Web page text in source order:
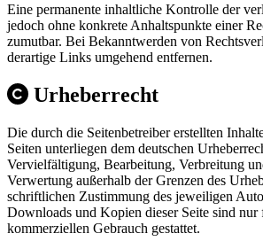
Eine permanente inhaltliche Kontrolle der
jedoch ohne konkrete Anhaltspunkte einer
zumutbar. Bei Bekanntwerden von
derartige Links umgehend entfernen.
Urheberrecht
Die durch die Seitenbetreiber erstellten
Seiten unterliegen dem deutschen
Vervielfältigung, Bearbeitung, Verbreitung
Verwertung außerhalb der Grenzen des
schriftlichen Zustimmung des jeweiligen
Downloads und Kopien dieser Seite sind
kommerziellen Gebrauch gestattet.